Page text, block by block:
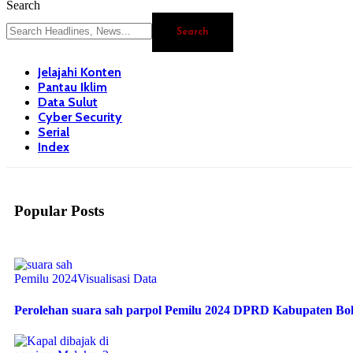
Search
Jelajahi Konten
Pantau Iklim
Data Sulut
Cyber Security
Serial
Index
Popular Posts
Pemilu 2024Visualisasi Data
Perolehan suara sah parpol Pemilu 2024 DPRD Kabupaten